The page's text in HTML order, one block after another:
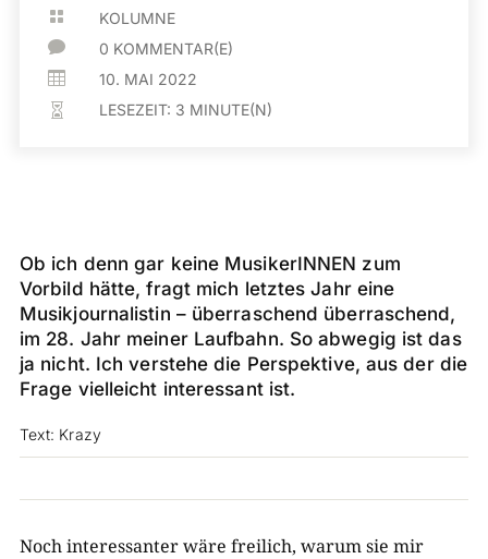
 KOLUMNE
 0 KOMMENTAR(E)
 10. MAI 2022
 LESEZEIT: 3 MINUTE(N)
Ob ich denn gar keine MusikerINNEN zum
Vorbild hätte, fragt mich letztes Jahr eine
Musikjournalistin – überraschend überraschend,
im 28. Jahr meiner Laufbahn. So abwegig ist das
ja nicht. Ich verstehe die Perspektive, aus der die
Frage vielleicht interessant ist.
Text: Krazy
Noch interessanter wäre freilich, warum sie mir